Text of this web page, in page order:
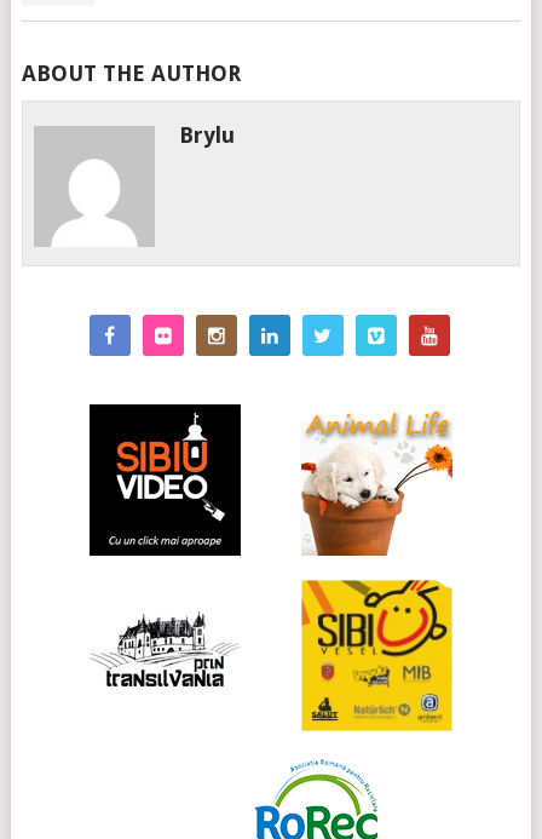
ABOUT THE AUTHOR
Brylu